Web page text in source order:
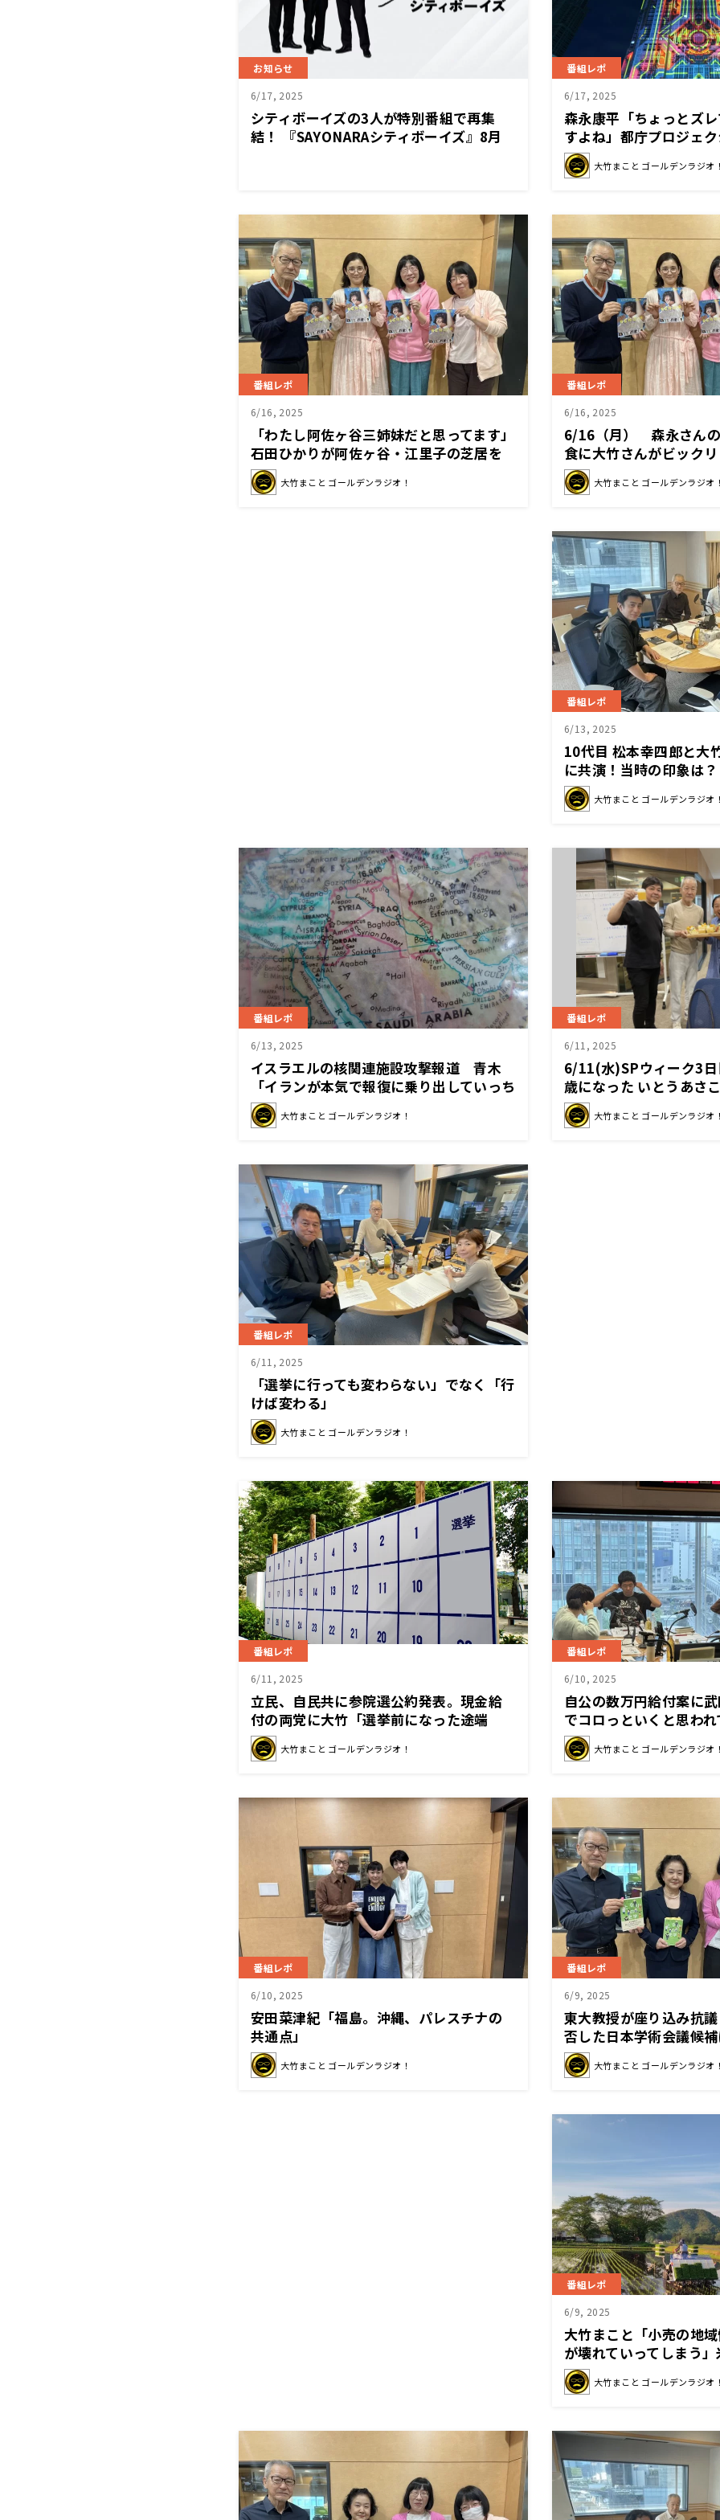
お知らせ
6/17, 2025
シティボーイズの3人が特別番組で再集
結！ 『SAYONARAシティボーイズ』8月
番組レポ
6/17, 2025
森永康平「ちょっとズ
すよね」都庁プロジェ
グ 必要？不要？
大竹まこと ゴールデンラジオ！
番組レポ
6/16, 2025
「わたし阿佐ヶ谷三姉妹だと思ってます」
石田ひかりが阿佐ヶ谷・江里子の芝居を
褒める
大竹まこと ゴールデンラジオ！
番組レポ
6/16, 2025
6/16（月） 森永さん
食に大竹さんがビック
優・石田ひかりさんでし
大竹まこと ゴールデンラジオ！
番組レポ
6/13, 2025
10代目 松本幸四郎と大
に共演！当時の印象は？
大竹まこと ゴールデンラジオ！
番組レポ
6/13, 2025
イスラエルの核関連施設攻撃報道 青木
「イランが本気で報復に乗り出していっち
ゃうことになると怖い」
大竹まこと ゴールデンラジオ！
番組レポ
6/11, 2025
6/11(水)SPウィーク3
歳になった いとうあさ
ゲストはビデオジャーナ
氏！選挙に行けば政権交
大竹まこと ゴールデンラジオ！
番組レポ
6/11, 2025
「選挙に行っても変わらない」でなく「行
けば変わる」
大竹まこと ゴールデンラジオ！
番組レポ
6/11, 2025
立民、自民共に参院選公約発表。現金給
付の両党に大竹「選挙前になった途端
の、ご機嫌取り。普段から一生懸命やれ
ばいい」大竹まこと ゴールデンラジオ！
番組レポ
6/10, 2025
自公の数万円給付案に
でコロっといくと思わ
められている。」
大竹まこと ゴールデンラジオ！
番組レポ
6/10, 2025
安田菜津紀「福島。沖縄、パレスチナの
共通点」
大竹まこと ゴールデンラジオ！
番組レポ
6/9, 2025
東大教授が座り込み抗
否した日本学術会議候
聞く
大竹まこと ゴールデンラジオ！
番組レポ
6/9, 2025
大竹まこと「小売の地
が壊れていってしまう
穀店の廃業
大竹まこと ゴールデンラジオ！